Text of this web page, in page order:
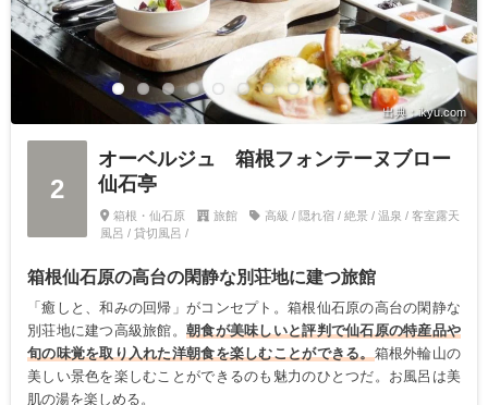
出典：ikyu.com
2
オーベルジュ 箱根フォンテーヌブロー
仙石亭
箱根・仙石原 旅館
高級 / 隠れ宿 / 絶景 / 温泉 / 客室露天
風呂 / 貸切風呂 /
箱根仙石原の高台の閑静な別荘地に建つ旅館
「癒しと、和みの回帰」がコンセプト。箱根仙石原の高台の閑静な
別荘地に建つ高級旅館。朝食が美味しいと評判で仙石原の特産品や
旬の味覚を取り入れた洋朝食を楽しむことができる。 箱根外輪山の
美しい景色を楽しむことができるのも魅力のひとつだ。お風呂は美
肌の湯を楽しめる。